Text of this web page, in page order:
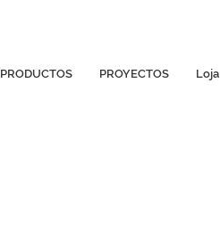
PRODUCTOS PROYECTOS Loja